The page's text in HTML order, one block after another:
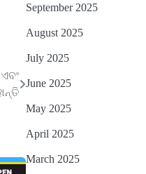
September 2025
August 2025
July 2025
June 2025
May 2025
April 2025
March 2025